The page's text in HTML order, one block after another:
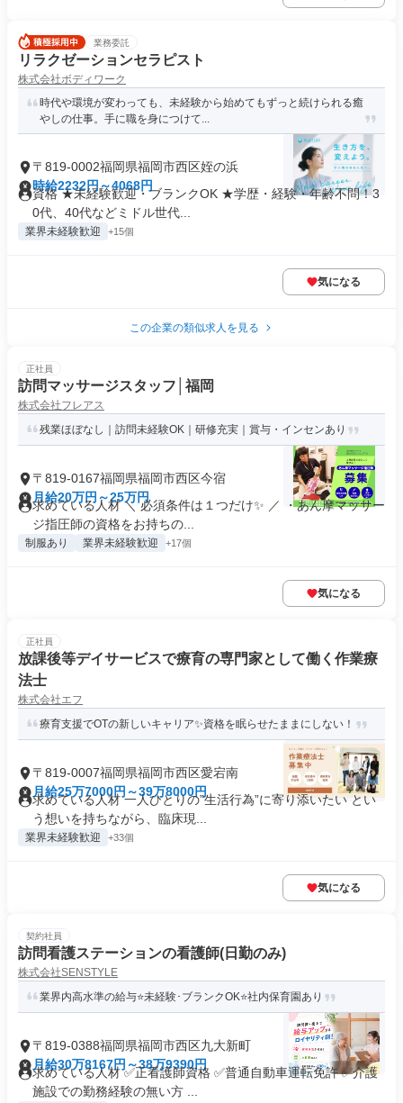
業務委託
リラクゼーションセラピスト
株式会社ボディワーク
時代や環境が変わっても、未経験から始めてもずっと続けられる癒
やしの仕事。手に職を身につけて...
〒819-0002福岡県福岡市西区姪の浜
時給2232円～4068円
資格 ★未経験歓迎・ブランクOK ★学歴・経験・年齢不問！3
0代、40代などミドル世代...
業界未経験歓迎 +15個
気になる
この企業の類似求人を見る
正社員
訪問マッサージスタッフ│福岡
株式会社フレアス
残業ほぼなし｜訪問未経験OK｜研修充実｜賞与・インセンあり
〒819-0167福岡県福岡市西区今宿
月給20万円～25万円
求めている人材 ＼ 必須条件は１つだけ✨ ／ ・あん摩マッサー
ジ指圧師の資格をお持ちの...
制服あり 業界未経験歓迎 +17個
気になる
正社員
放課後等デイサービスで療育の専門家として働く作業療
法士
株式会社エフ
療育支援でOTの新しいキャリア✨資格を眠らせたままにしない！
〒819-0007福岡県福岡市西区愛宕南
月給25万7000円～39万8000円
求めている人材 一人ひとりの”生活行為”に寄り添いたい とい
う想いを持ちながら、臨床現...
業界未経験歓迎 +33個
気になる
契約社員
訪問看護ステーションの看護師(日勤のみ)
株式会社SENSTYLE
業界内高水準の給与⭐未経験･ブランクOK⭐社内保育園あり
〒819-0388福岡県福岡市西区九大新町
月給30万8167円～38万9390円
求めている人材 ✅正看護師資格 ✅普通自動車運転免許 ✅介護
施設での勤務経験の無い方 ...